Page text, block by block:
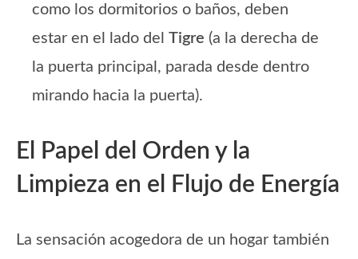
como los dormitorios o baños, deben
estar en el lado del Tigre (a la derecha de
la puerta principal, parada desde dentro
mirando hacia la puerta).
El Papel del Orden y la
Limpieza en el Flujo de Energía
La sensación acogedora de un hogar también